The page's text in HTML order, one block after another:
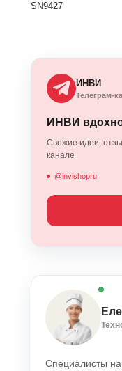
SN9427
ИНВИ
Телеграм-
ИНВИ
Свежие идеи,
канале
@invishopru
Специалисты